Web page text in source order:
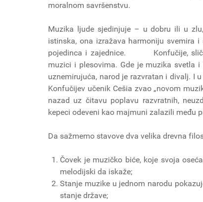
moralnom savršenstvu.
Muzika ljude sjedinjuje – u dobru ili u
istinska, ona izražava harmoniju svemira
pojedinca i zajednice. Konfučije,
muzici i plesovima. Gde je muzika svetla
uznemirujuća, narod je razvratan i divalj. I
Konfučijev učenik Cešia zvao „novom
nazad uz čitavu poplavu razvratnih,
kepeci odeveni kao majmuni zalazili među
Da sažmemo stavove dva velika drevna
Čovek je muzičko biće, koje svoja
melodijski da iskaže;
Stanje muzike u jednom narodu
stanje države;